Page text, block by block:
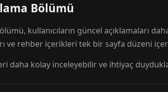
Bölümü
kullanıcıların güncel açıklamaları
ve rehber içerikleri tek bir sayfa düzeni
daha kolay inceleyebilir ve ihtiyaç